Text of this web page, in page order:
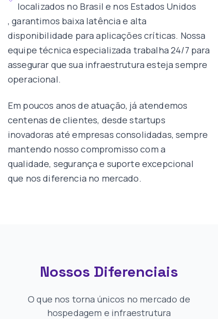
localizados no Brasil e nos Estados Unidos
, garantimos baixa latência e alta
disponibilidade para aplicações críticas. Nossa
equipe técnica especializada trabalha 24/7 para
assegurar que sua infraestrutura esteja sempre
operacional.
Em poucos anos de atuação, já atendemos
centenas de clientes, desde startups
inovadoras até empresas consolidadas, sempre
mantendo nosso compromisso com a
qualidade, segurança e suporte excepcional
que nos diferencia no mercado.
Nossos Diferenciais
O que nos torna únicos no mercado de
hospedagem e infraestrutura